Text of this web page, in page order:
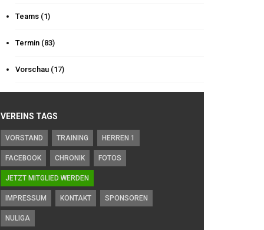
Teams (1)
Termin (83)
Vorschau (17)
VEREINS TAGS
VORSTAND TRAINING HERREN 1
FACEBOOK CHRONIK FOTOS
JETZT MITGLIED WERDEN
IMPRESSUM KONTAKT SPONSOREN
NULIGA